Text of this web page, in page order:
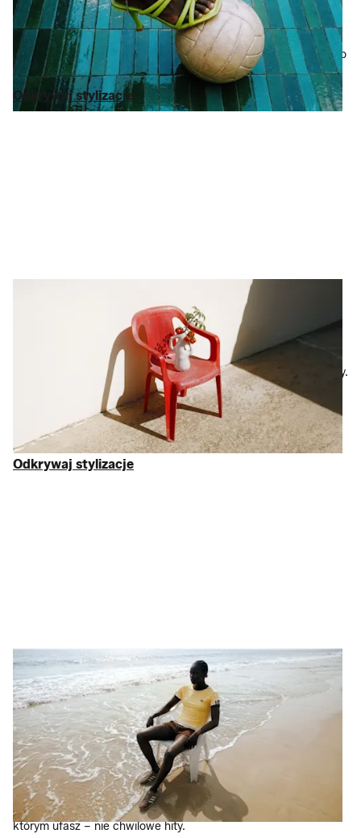
To one są najważniejsze. Odzegarków, które stanowią clou
stylizacji, posneakersyikozaki, które nadają jej charakter –
wybraliśmy najlepsze oferty marekRalph Lauren,Calvin Klein
HUGO BOSS . Wszystko z rabatem nawet 75% w porównaniu do
ceny sugerowanej. Twojetorebki już czekają.
Odkrywaj stylizacje
Odkrywaj stylizacje
Wystrój wnętrz w
przystępnej cenie
Twoje mieszkanie powinno wyglądać równie rewelacyjnie jak Ty.
, która zachęca do wczesnego pójścia spać, po
sprzęty kuchenne, dzięki którym każdy dzień jest wyjątkowy –
wybraliśmy najlepszeakcesoria domowe z rabatem nawet 75%
w porównaniu do ceny sugerowanej.
Odkrywaj stylizacje
Więcej mocy
Odzież sportowa w
osobistym wydaniu
Nieważne, czy rzeczywiście trenujesz, czy tylko podoba Ci się
estetyka – mamy sprzęt dla Ciebie. Wyselekcjonowaliśmy
specjalistycznąodzież sportowąi buty sportowe
marek, takich jakAdidas,Nike i New Balance
75% w porównaniu do ceny rekomendowanej. Tylko marki,
którym ufasz – nie chwilowe hity.